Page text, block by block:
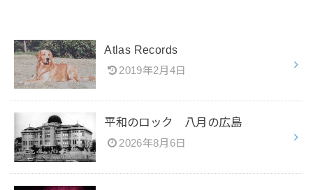
Atlas Records
2019年2月4日
平和のロック 八月の広島
2026年8月6日